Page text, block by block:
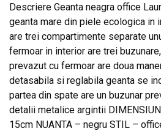
Descriere Geanta neagra office
geanta mare din piele ecologica in
are trei compartimente separate
fermoar in interior are trei
prevazut cu fermoar are doua
detasabila si reglabila geanta se
partea din spate are un buzunar
detalii metalice argintii
15cm NUANTA – negru STIL –